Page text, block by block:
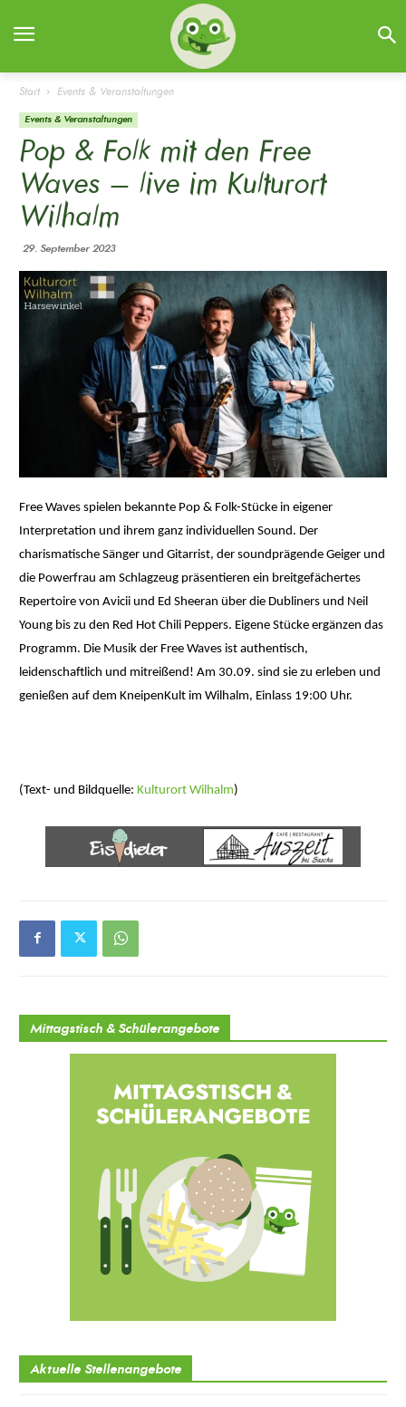
Start Events & Veranstaltungen
Events & Veranstaltungen
Pop & Folk mit den Free
Waves – live im Kulturort
Wilhalm
29. September 2023
Free Waves spielen bekannte Pop & Folk-Stücke in eigener
Interpretation und ihrem ganz individuellen Sound. Der
charismatische Sänger und Gitarrist, der soundprägende Geiger und
die Powerfrau am Schlagzeug präsentieren ein breitgefächertes
Repertoire von Avicii und Ed Sheeran über die Dubliners und Neil
Young bis zu den Red Hot Chili Peppers. Eigene Stücke ergänzen das
Programm. Die Musik der Free Waves ist authentisch,
leidenschaftlich und mitreißend! Am 30.09. sind sie zu erleben und
genießen auf dem KneipenKult im Wilhalm, Einlass 19:00 Uhr.
(Text- und Bildquelle: Kulturort Wilhalm)
Mittagstisch & Schülerangebote
Aktuelle Stellenangebote